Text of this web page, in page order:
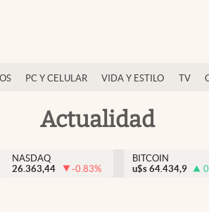
PC Y CELULAR VIDA Y ESTILO TV
Actualidad
NASDAQ
26.363,44
-0.83%
BITCOIN
u$s 64.434,9